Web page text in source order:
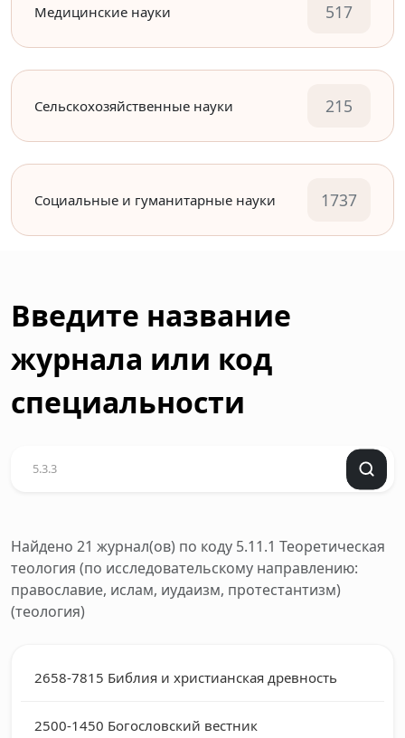
Медицинские науки 517
Сельскохозяйственные науки 215
Социальные и гуманитарные науки 1737
Введите название
журнала или код
специальности
Найдено 21 журнал(ов) по коду 5.11.1 Теоретическая
теология (по исследовательскому направлению:
православие, ислам, иудаизм, протестантизм)
(теология)
2658-7815 Библия и христианская древность
2500-1450 Богословский вестник